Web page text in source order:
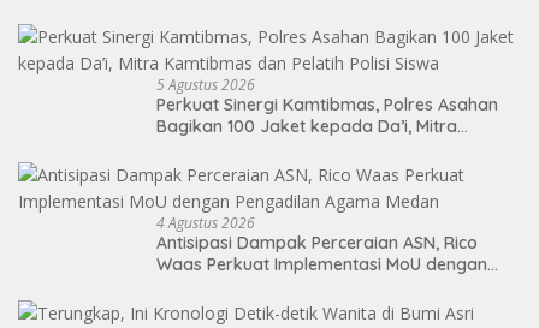
5 Agustus 2026
Perkuat Sinergi Kamtibmas, Polres Asahan
Bagikan 100 Jaket kepada Da’i, Mitra
4 Agustus 2026
Antisipasi Dampak Perceraian ASN, Rico
Waas Perkuat Implementasi MoU dengan